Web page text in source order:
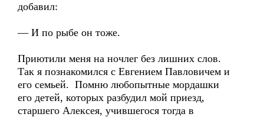
добавил:
— И по рыбе он тоже.
Приютили меня на ночлег без лишних слов.
Так я познакомился с Евгением Павловичем и
его семьей. Помню любопытные мордашки
его детей, которых разбудил мой приезд,
старшего Алексея, учившегося тогда в